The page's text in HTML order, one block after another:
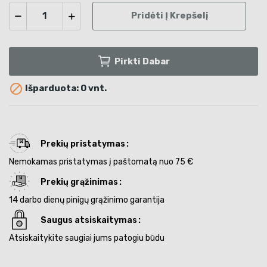
Pridėti Į Krepšelį
Pirkti Dabar
 Išparduota: 0 vnt.
Prekių pristatymas
Nemokamas pristatymas į paštomatą nuo 75 €
Prekių grąžinimas
14 darbo dienų pinigų grąžinimo garantija
Saugus atsiskaitymas
Atsiskaitykite saugiai jums patogiu būdu